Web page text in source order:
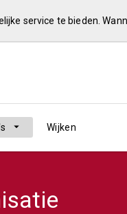
service te bieden.
Wijken